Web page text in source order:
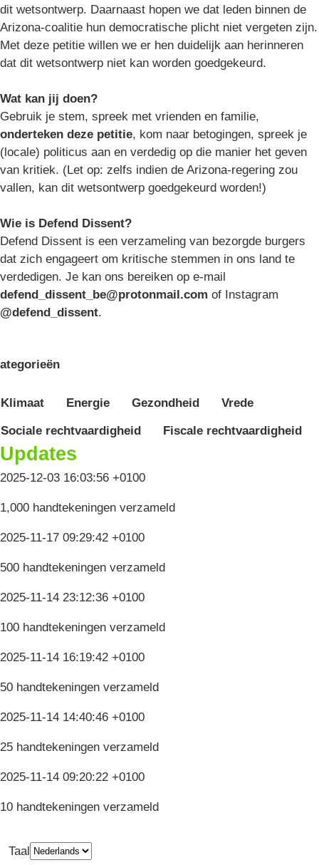
dit wetsontwerp. Daarnaast hopen we dat leden binnen de
Arizona-coalitie hun democratische plicht niet vergeten zijn.
Met deze petitie willen we er hen duidelijk aan herinneren
dat dit wetsontwerp niet kan worden goedgekeurd.
Wat kan jij doen?
Gebruik je stem, spreek met vrienden en familie,
onderteken deze petitie, kom naar betogingen, spreek je
(locale) politicus aan en verdedig op die manier het geven
van kritiek. (Let op: zelfs indien de Arizona-regering zou
vallen, kan dit wetsontwerp goedgekeurd worden!)
Wie is Defend Dissent?
Defend Dissent is een verzameling van bezorgde burgers
dat zich engageert om kritische stemmen in ons land te
verdedigen. Je kan ons bereiken op e-mail
defend_dissent_be@protonmail.com of Instagram
@defend_dissent.
Klimaat Energie Gezondheid Vrede
Sociale rechtvaardigheid Fiscale rechtvaardigheid
Updates
2025-12-03 16:03:56 +0100
1,000 handtekeningen verzameld
2025-11-17 09:29:42 +0100
500 handtekeningen verzameld
2025-11-14 23:12:36 +0100
100 handtekeningen verzameld
2025-11-14 16:19:42 +0100
50 handtekeningen verzameld
2025-11-14 14:40:46 +0100
25 handtekeningen verzameld
2025-11-14 09:20:22 +0100
10 handtekeningen verzameld
Taal